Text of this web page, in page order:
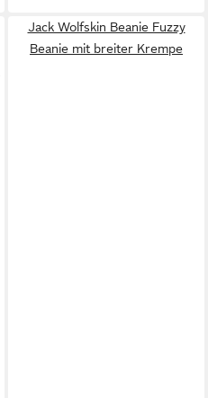
Jack Wolfskin Beanie Fuzzy
Beanie mit breiter Krempe